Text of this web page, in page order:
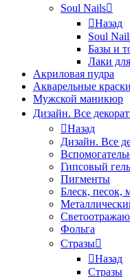
Soul Nails
Назад
Soul
Базы и
Лаки
Акриловая пудра
Акварельные краски
Мужской маникюр
Дизайн. Все
Назад
Дизайн. Все
Гипсовый гель
Пигменты
Блеск, песок,
Фольга
Стразы
Назад
Стразы